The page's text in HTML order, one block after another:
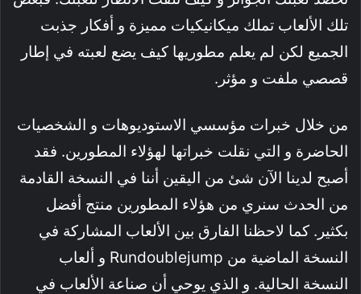
تلك الألعاب تملك ميكانيكيات مميزة و أفكار جذبت
الجميع لكن لم يعلم مطوريها كيف يضع لعبته في إطار
قصصي ملفت و مؤثر.
من خلال خبرات مؤسسي الاستوديوهات و الشخصيات
الحاضرة و التي نقلت خبراتها لهؤلاء المطورين. فقد
أصبح لدينا الآن شئ من اليقين أننا في النسخة القادمة
من الحدث سنري من هؤلاء المطورين منتج أفضل
بكثير. كما لاحظنا الفارق بين الألعاب المشاركة في
النسخة الماضية من Rundoublejump و ألعاب
النسخة الحالية. و الذي يوحي أن صناعة الألعاب في